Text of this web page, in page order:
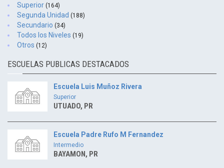
Superior (164)
Segunda Unidad (188)
Secundario (34)
Todos los Niveles (19)
Otros (12)
ESCUELAS PUBLICAS DESTACADOS
Escuela Luis Muñoz Rivera
Superior
UTUADO, PR
Escuela Padre Rufo M Fernandez
Intermedio
BAYAMON, PR